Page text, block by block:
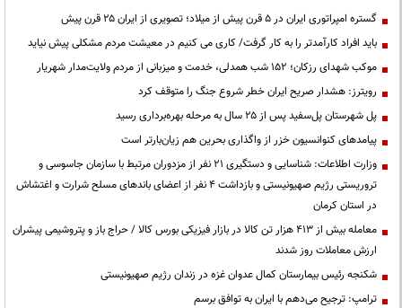
گستره امپراتوری ایران در ۵ قرن پیش از میلاد؛ تصویری از ایران ۲۵ قرن پیش
باید افراد کارآمدتر را به کار گرفت/ کاری می کنیم در معیشت مردم مشکلی پیش نیاید
موکب شهدای رزکان؛ ۱۵۲ شب همدلی، خدمت و میزبانی از مردم ولایت‌مدار شهریار
رویترز: هشدار صریح ایران خطر شروع جنگ را متوقف کرد
پل شهرستان پل‌سفید پس از ۲۵ سال به مرحله بهره‌برداری رسید
پیامدهای کنوانسیون خزر از واگذاری بحرین هم زیان‌بارتر است
وزارت اطلاعات: شناسایی و دستگیری ۲۱ نفر از مزدوران مرتبط با سازمان جاسوسی و
تروریستی رژیم صهیونیستی و بازداشت ۴ نفر از اعضای باندهای مسلح شرارت و اغتشاش
در استان کرمان
معامله بیش از ۴۱۳ هزار تن کالا در بازار فیزیکی بورس کالا / حراج باز و پتروشیمی پیشران
ارزش معاملات روز شدند
شکنجه رئیس بیمارستان کمال عدوان غزه در زندان رژیم صهیونیستی
ترامپ: ترجیح می‌دهم با ایران به توافق برسم